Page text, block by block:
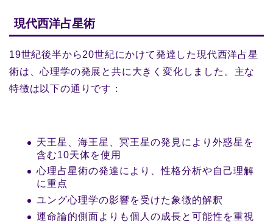
現代西洋占星術
19世紀後半から20世紀にかけて発達した現代西洋占星
術は、心理学の発展と共に大きく変化しました。主な
特徴は以下の通りです：
天王星、海王星、冥王星の発見により外惑星を
含む10天体を使用
心理占星術の発達により、性格分析や自己理解
に重点
ユング心理学の影響を受けた象徴的解釈
運命論的側面よりも個人の成長と可能性を重視